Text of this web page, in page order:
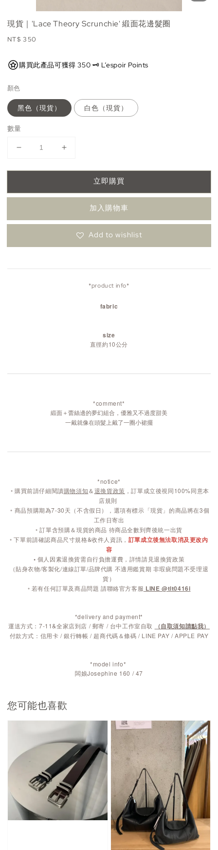
現貨｜'Lace Theory Scrunchie' 緞面花邊髮圈
Regular
NT$ 350
購買此產品可獲得 350 🗝️ L’espoir Points
顏色
黑色（現貨） 白色（現貨）
數量
立即購買
加入購物車
Add to wishlist
*product info*
fabric
size
直徑約10公分
*comment*
緞面＋蕾絲邊的夢幻組合，優雅又不過度甜美
一戴就像在頭髮上戴了一圈小裙擺
*notice*
◦ 購買前請仔細閱讀購物須知＆退換貨政策 ，訂單成立後視同100%同意本
店規則
◦ 商品預購期為7-30天（不含假日），選項有標示「現貨」的商品將在3個
工作日寄出
◦ 訂單含預購＆現貨的商品 待商品全數到齊後統一出貨
◦ 下單前請確認商品尺寸規格&收件人資訊， 訂單成立後無法取消及更改內
容
◦ 個人因素退換貨需自行負擔運費，詳情請見退換貨政策
（貼身衣物/客製化/連線訂單/品牌代購 不適用鑑賞期 非瑕疵問題不受理退
貨）
◦ 若有任何訂單及商品問題 請聯絡官方客服 LINE @tlt0416i
*delivery and payment*
運送方式：7-11&全家店到店 / 郵寄 / 台中工作室自取
（自取須知請點我）
付款方式：信用卡 / 銀行轉帳 / 超商代碼＆條碼 / LINE PAY / APPLE PAY
*model info*
闆娘Josephine 160 / 47
您可能也喜歡